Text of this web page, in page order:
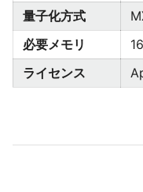
量子化方式
必要メモリ
ライセンス